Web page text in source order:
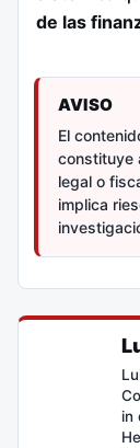
de las
AVISO
El
constituye
legal o
implica
in